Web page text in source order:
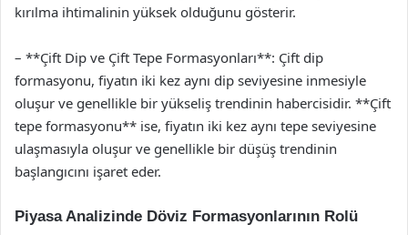
kırılma ihtimalinin yüksek olduğunu gösterir.
– **Çift Dip ve Çift Tepe Formasyonları**: Çift dip
formasyonu, fiyatın iki kez aynı dip seviyesine inmesiyle
oluşur ve genellikle bir yükseliş trendinin habercisidir. **Çift
tepe formasyonu** ise, fiyatın iki kez aynı tepe seviyesine
ulaşmasıyla oluşur ve genellikle bir düşüş trendinin
başlangıcını işaret eder.
Piyasa Analizinde Döviz Formasyonlarının Rolü